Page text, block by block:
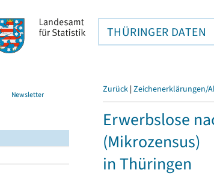
THÜRINGER DATEN
Newsletter Zurück | Zeichenerklärungen/
Erwerbslose
(Mikrozensus)
in Thüringen